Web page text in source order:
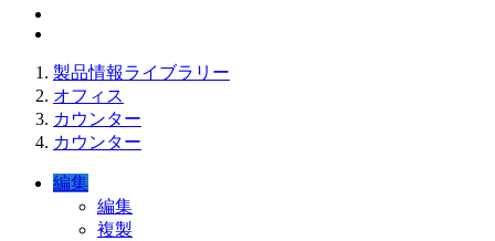
製品情報ライブラリー
オフィス
カウンター
カウンター
編集
編集
複製